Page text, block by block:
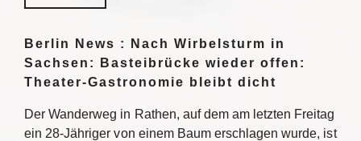
Berlin News : Nach Wirbelsturm in
Sachsen: Basteibrücke wieder offen:
Theater-Gastronomie bleibt dicht
Der Wanderweg in Rathen, auf dem am letzten Freitag
ein 28-Jähriger von einem Baum erschlagen wurde, ist